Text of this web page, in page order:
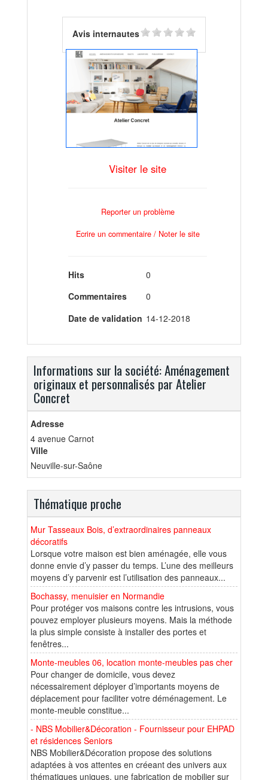
Avis internautes
Visiter le site
Reporter un problème
Ecrire un commentaire / Noter le site
Hits
0
Commentaires
0
Date de validation 14-12-2018
Informations sur la société: Aménagement
originaux et personnalisés par Atelier
Concret
Adresse
4 avenue Carnot
Ville
Neuville-sur-Saône
Thématique proche
Mur Tasseaux Bois, d’extraordinaires panneaux
décoratifs
Lorsque votre maison est bien aménagée, elle vous
donne envie d’y passer du temps. L’une des meilleurs
moyens d’y parvenir est l’utilisation des panneaux...
Bochassy, menuisier en Normandie
Pour protéger vos maisons contre les intrusions, vous
pouvez employer plusieurs moyens. Mais la méthode
la plus simple consiste à installer des portes et
fenêtres...
Monte-meubles 06, location monte-meubles pas cher
Pour changer de domicile, vous devez
nécessairement déployer d’importants moyens de
déplacement pour faciliter votre déménagement. Le
monte-meuble constitue...
- NBS Mobilier&Décoration - Fournisseur pour EHPAD
et résidences Seniors
NBS Mobilier&Décoration propose des solutions
adaptées à vos attentes en créeant des univers aux
thématiques uniques, une fabrication de mobilier sur